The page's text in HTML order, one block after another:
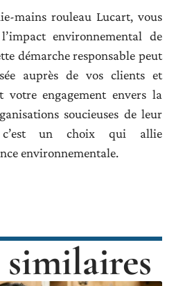
mains rouleau Lucart, vous
environnemental de
démarche responsable peut
auprès de vos clients et
votre engagement envers la
soucieuses de leur
c’est un choix qui allie
environnementale.